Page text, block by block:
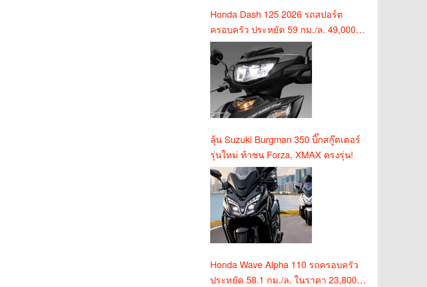
Honda Dash 125 2026 รถสปอร์ต
ครอบครัว ประหยัด 59 กม./ล. 49,000
บาท
ลุ้น Suzuki Burgman 350 บิ๊กสกู๊ตเตอร์
รุ่นใหม่ ท้าชน Forza, XMAX ตรงรุ่น!
Honda Wave Alpha 110 รถครอบครัว
ประหยัด 58.1 กม./ล. ในราคา 23,800